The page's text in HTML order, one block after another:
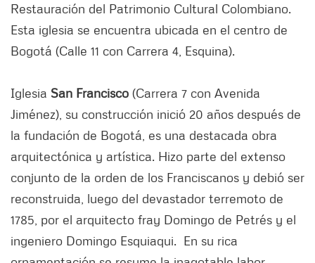
Restauración del Patrimonio Cultural Colombiano.
Esta iglesia se encuentra ubicada en el centro de
Bogotá (Calle 11 con Carrera 4, Esquina).
Iglesia San Francisco (Carrera 7 con Avenida
Jiménez), su construcción inició 20 años después de
la fundación de Bogotá, es una destacada obra
arquitectónica y artística. Hizo parte del extenso
conjunto de la orden de los Franciscanos y debió ser
reconstruida, luego del devastador terremoto de
1785, por el arquitecto fray Domingo de Petrés y el
ingeniero Domingo Esquiaqui. En su rica